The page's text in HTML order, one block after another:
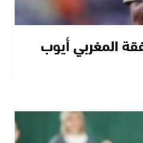
المغربي أيوب